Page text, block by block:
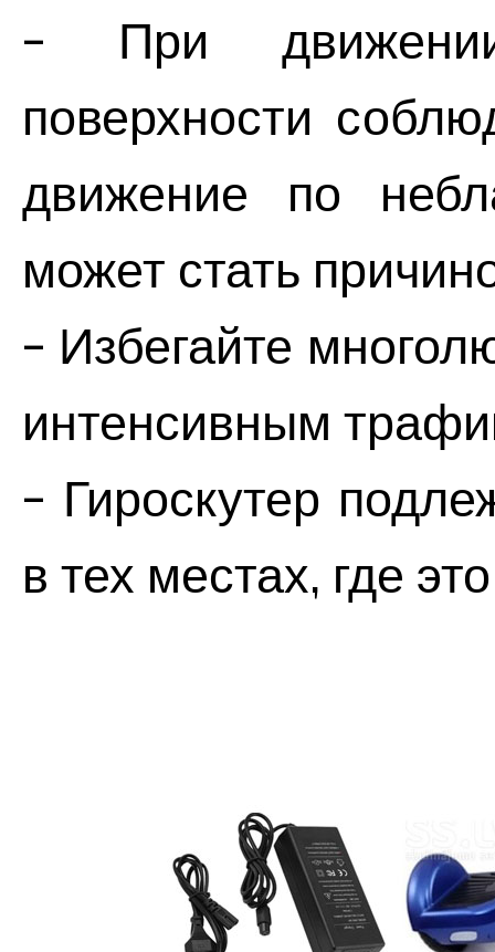
- При движении
поверхности
движение по
может стать
- Избегайте
интенсивным
- Гироскутер
в тех местах, где